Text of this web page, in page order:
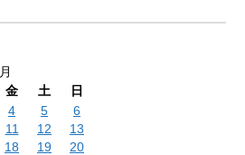
金 土
日
4 5
6
11 12
13
18 19
20